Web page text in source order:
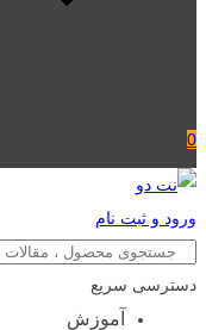
0
ورود و ثبت نام
دسترسی سریع
آموزش